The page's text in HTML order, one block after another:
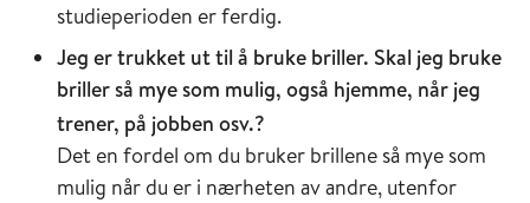
studieperioden er ferdig.
Jeg er trukket ut til å bruke briller. Skal jeg bruke
briller så mye som mulig, også hjemme, når jeg
trener, på jobben osv.?
Det en fordel om du bruker brillene så mye som
mulig når du er i nærheten av andre, utenfor